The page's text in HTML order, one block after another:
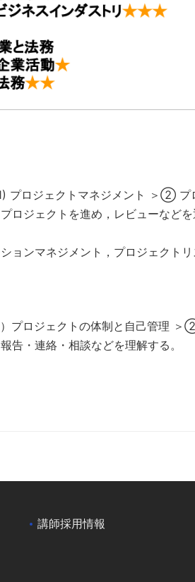
プロジェクトマネジメント ＞② プ
ロジェクトを進め，レビューなどを
ョンマネジメント，プロジェクトリ
プロジェクトの体制と自己管理
告・連絡・相談などを理解する。
講師採用情報